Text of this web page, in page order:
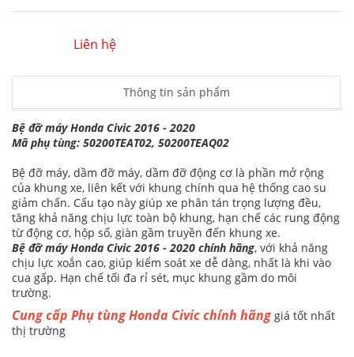
Liên hệ
Thông tin sản phẩm
Bệ đỡ máy Honda Civic 2016 - 2020
Mã phụ tùng: 50200TEAT02, 50200TEAQ02
Bệ đỡ máy, dầm đỡ máy, dầm đỡ động cơ là phần mở rộng
của khung xe, liên kết với khung chính qua hệ thống cao su
giảm chấn. Cấu tạo này giúp xe phân tán trọng lượng đều,
tăng khả năng chịu lực toàn bộ khung, hạn chế các rung động
từ động cơ, hộp số, giàn gầm truyền đến khung xe.
Bệ đỡ máy Honda Civic 2016 - 2020 chính hãng, với khả năng
chịu lực xoắn cao, giúp kiểm soát xe dễ dàng, nhất là khi vào
cua gấp. Hạn chế tối đa rỉ sét, mục khung gầm do môi
trường.
Cung cấp Phụ tùng Honda Civic chính hãnggiá tốt nhất
thị trường